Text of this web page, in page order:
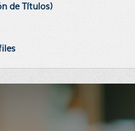
de Títulos)